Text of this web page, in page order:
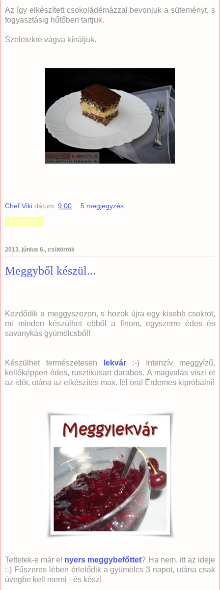
Az így elkészített csokoládémázzal bevonjuk a süteményt, s
fogyasztásig hűtőben tartjuk.
Szeletekre vágva kínáljuk.
Chef Viki dátum: 9:00 5 megjegyzés:
Megosztás
2013. június 6., csütörtök
Meggyből készül...
Kezdődik a meggyszezon, s hozok újra egy kisebb csokrot,
mi minden készülhet ebből a finom, egyszerre édes és
savanykás gyümölcsből!
Készülhet természetesen lekvár :-) Intenzív meggyízű,
kellőképpen édes, rusztikusan darabos. A magvalás viszi el
az időt, utána az elkészítés max. fél óra! Érdemes kipróbálni!
Tettetek-e már el nyers meggybefőttet? Ha nem, itt az ideje
:-) Fűszeres lében érlelődik a gyümölcs 3 napot, utána csak
üvegbe kell merni - és kész!